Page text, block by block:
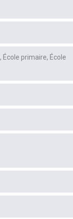
École primaire École